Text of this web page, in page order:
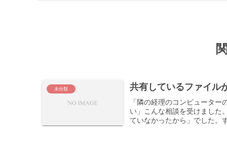
未分類 共有しているファイル
「隣の経理のコンピュータ
い」こんな相談を受けました
ていなかったから」でした。